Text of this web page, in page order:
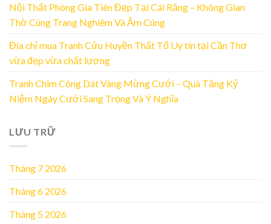
Nội Thất Phòng Gia Tiên Đẹp Tại Cái Răng – Không Gian
Thờ Cúng Trang Nghiêm Và Ấm Cúng
Địa chỉ mua Tranh Cửu Huyền Thất Tổ Uy tín tại Cần Thơ
vừa đẹp vừa chất lượng
Tranh Chim Công Dát Vàng Mừng Cưới – Quà Tặng Kỷ
Niệm Ngày Cưới Sang Trọng Và Ý Nghĩa
LƯU TRỮ
Tháng 7 2026
Tháng 6 2026
Tháng 5 2026